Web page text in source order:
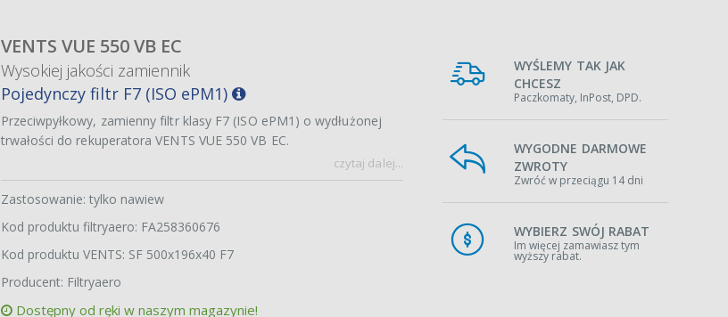
VENTS VUE 550 VB EC
Wysokiej jakości zamiennik
Pojedynczy filtr F7 (ISO ePM1)
Przeciwpyłkowy, zamienny filtr klasy F7 (ISO ePM1) o wydłużonej
trwałości do rekuperatora VENTS VUE 550 VB EC.
czytaj dalej...
Zastosowanie: tylko nawiew
Kod produktu filtryaero: FA258360676
Kod produktu VENTS: SF 500x196x40 F7
Producent: Filtryaero
Dostępny od ręki w naszym magazynie!
WYŚLEMY TAK JAK
CHCESZ
Paczkomaty, InPost, DPD.
WYGODNE DARMOWE
ZWROTY
Zwróć w przeciągu 14 dni
WYBIERZ SWÓJ RABAT
Im więcej zamawiasz tym
wyższy rabat.